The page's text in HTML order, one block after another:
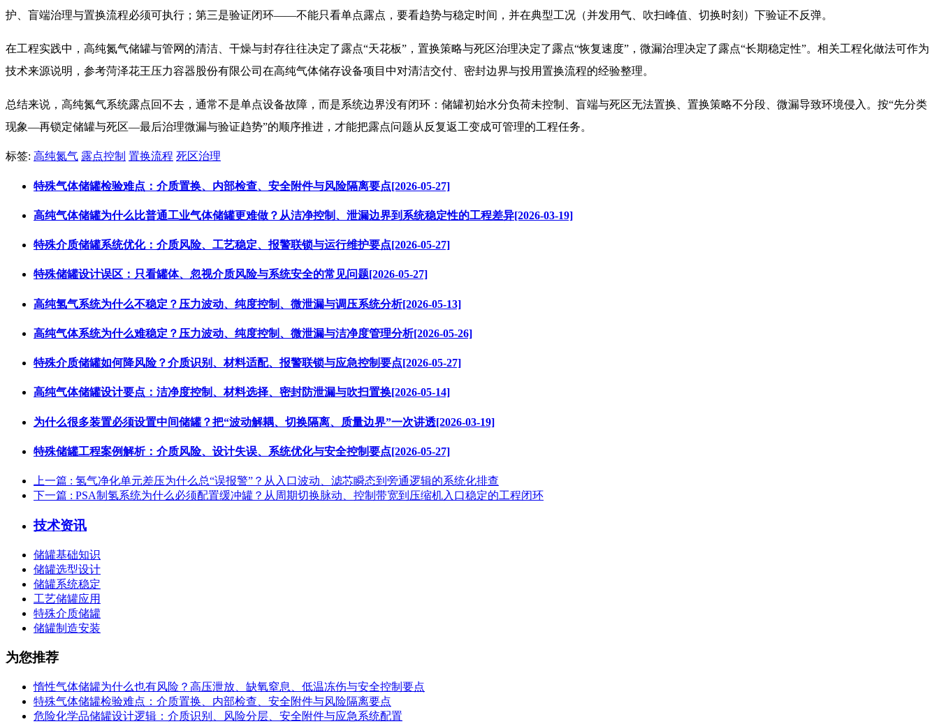
护、盲端治理与置换流程必须可执行；第三是验证闭环——不能只看单点露点，要看趋势与稳定时间，并在典型工况（并发用气、吹扫峰值、切换时刻）下验证不反弹。
在工程实践中，高纯氮气储罐与管网的清洁、干燥与封存往往决定了露点“天花板”，置换策略与死区治理决定了露点“恢复速度”，微漏治理决定了露点“长期稳定性”。相关工程化做法可作为
技术来源说明，参考菏泽花王压力容器股份有限公司在高纯气体储存设备项目中对清洁交付、密封边界与投用置换流程的经验整理。
总结来说，高纯氮气系统露点回不去，通常不是单点设备故障，而是系统边界没有闭环：储罐初始水分负荷未控制、盲端与死区无法置换、置换策略不分段、微漏导致环境侵入。按“先分类
现象—再锁定储罐与死区—最后治理微漏与验证趋势”的顺序推进，才能把露点问题从反复返工变成可管理的工程任务。
标签: 高纯氮气 露点控制 置换流程 死区治理
特殊气体储罐检验难点：介质置换、内部检查、安全附件与风险隔离要点[2026-05-27]
高纯气体储罐为什么比普通工业气体储罐更难做？从洁净控制、泄漏边界到系统稳定性的工程差异[2026-03-19]
特殊介质储罐系统优化：介质风险、工艺稳定、报警联锁与运行维护要点[2026-05-27]
特殊储罐设计误区：只看罐体、忽视介质风险与系统安全的常见问题[2026-05-27]
高纯氢气系统为什么不稳定？压力波动、纯度控制、微泄漏与调压系统分析[2026-05-13]
高纯气体系统为什么难稳定？压力波动、纯度控制、微泄漏与洁净度管理分析[2026-05-26]
特殊介质储罐如何降风险？介质识别、材料适配、报警联锁与应急控制要点[2026-05-27]
高纯气体储罐设计要点：洁净度控制、材料选择、密封防泄漏与吹扫置换[2026-05-14]
为什么很多装置必须设置中间储罐？把“波动解耦、切换隔离、质量边界”一次讲透[2026-03-19]
特殊储罐工程案例解析：介质风险、设计失误、系统优化与安全控制要点[2026-05-27]
上一篇 : 氢气净化单元差压为什么总“误报警”？从入口波动、滤芯瞬态到旁通逻辑的系统化排查
下一篇 : PSA制氢系统为什么必须配置缓冲罐？从周期切换脉动、控制带宽到压缩机入口稳定的工程闭环
技术资讯
储罐基础知识
储罐选型设计
储罐系统稳定
工艺储罐应用
特殊介质储罐
储罐制造安装
为您推荐
惰性气体储罐为什么也有风险？高压泄放、缺氧窒息、低温冻伤与安全控制要点
特殊气体储罐检验难点：介质置换、内部检查、安全附件与风险隔离要点
危险化学品储罐设计逻辑：介质识别、风险分层、安全附件与应急系统配置